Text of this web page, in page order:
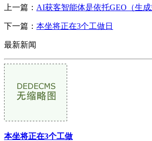
上一篇： AI获客智能体是依托GEO（生
下一篇： 本坐将正在3个工做日
最新新闻
本坐将正在3个工做